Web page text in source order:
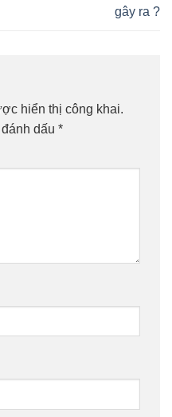
gây ra ?
hiển thị công khai.
dấu *